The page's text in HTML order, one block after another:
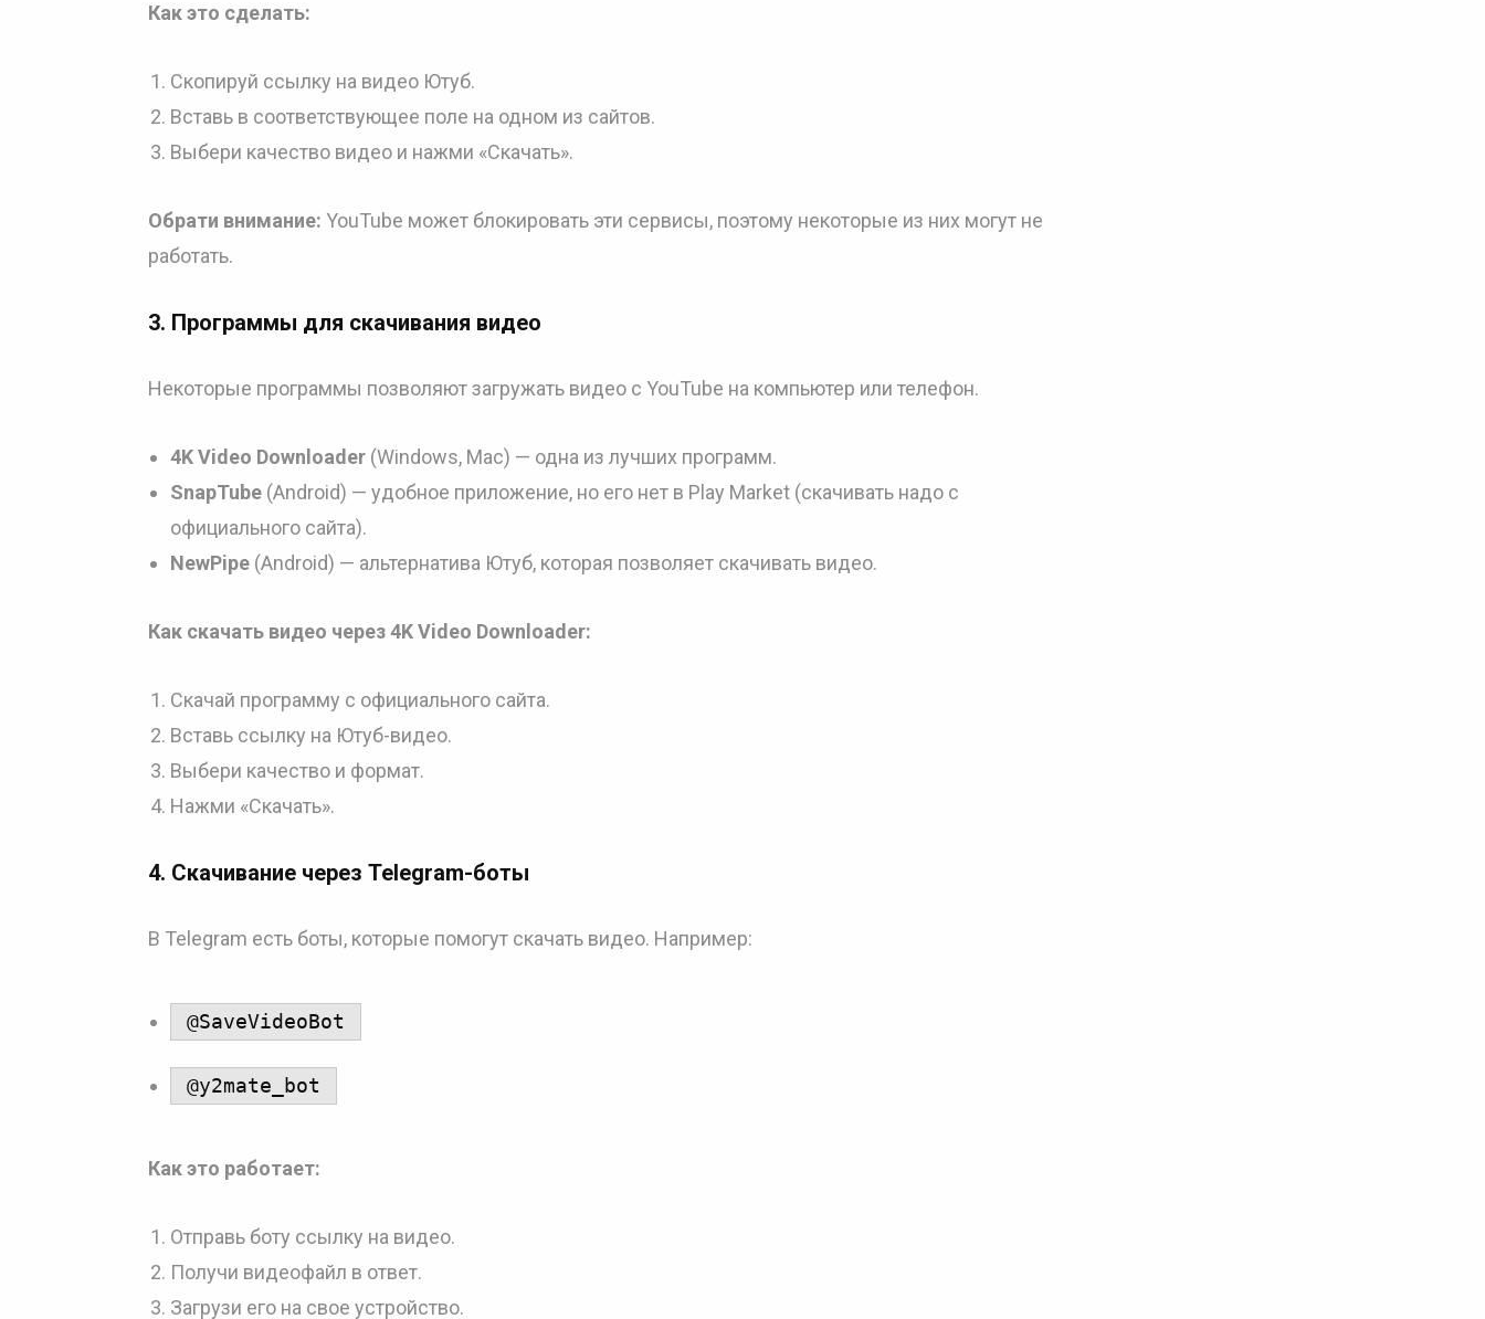
Как это сделать:
Скопируй ссылку на видео Ютуб.
Вставь в соответствующее поле на одном из сайтов.
Выбери качество видео и нажми «Скачать».
Обрати внимание: YouTube может блокировать эти сервисы, поэтому некоторые из них могут не
работать.
3. Программы для скачивания видео
Некоторые программы позволяют загружать видео с YouTube на компьютер или телефон.
4K Video Downloader (Windows, Mac) — одна из лучших программ.
SnapTube (Android) — удобное приложение, но его нет в Play Market (скачивать надо с
официального сайта).
NewPipe (Android) — альтернатива Ютуб, которая позволяет скачивать видео.
Как скачать видео через 4K Video Downloader:
Скачай программу с официального сайта.
Вставь ссылку на Ютуб-видео.
Выбери качество и формат.
Нажми «Скачать».
4. Скачивание через Telegram-боты
В Telegram есть боты, которые помогут скачать видео. Например:
@SaveVideoBot
@y2mate_bot
Как это работает:
Отправь боту ссылку на видео.
Получи видеофайл в ответ.
Загрузи его на свое устройство.